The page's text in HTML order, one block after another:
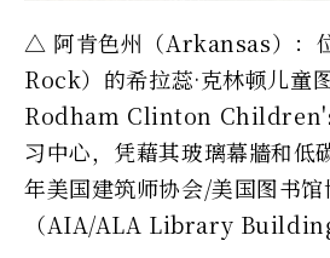
△ 阿肯色州（Arkansas）：
Rock）的希拉蕊·克林顿儿
Rodham Clinton
习中心，凭藉其玻璃幕牆和低
年美国建筑师协会/美国图书
（AIA/ALA Library